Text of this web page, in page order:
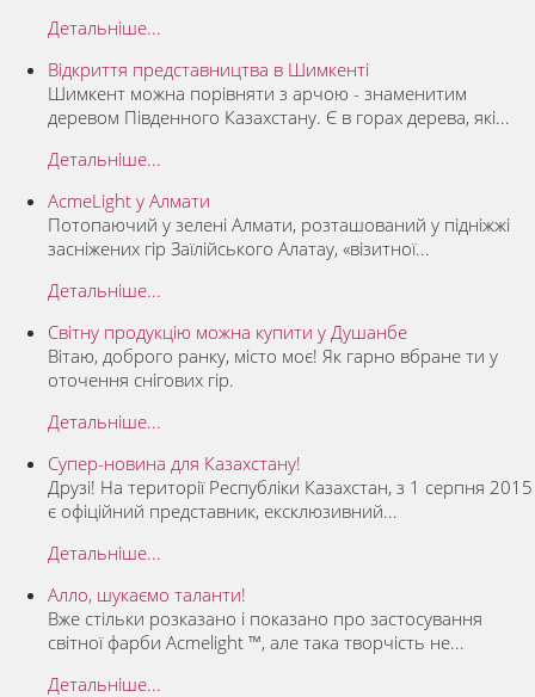
Детальніше...
Відкриття представництва в Шимкенті
Шимкент можна порівняти з арчою - знаменитим
деревом Південного Казахстану. Є в горах дерева, які...
Детальніше...
AcmeLight у Алмати
Потопаючий у зелені Алмати, розташований у підніжжі
засніжених гір Заїлійського Алатау, «візитної...
Детальніше...
Світну продукцію можна купити у Душанбе
Вітаю, доброго ранку, місто моє! Як гарно вбране ти у
оточення снігових гір.
Детальніше...
Супер-новина для Казахстану!
Друзі! На території Республіки Казахстан, з 1 серпня 2015
є офіційний представник, ексклюзивний...
Детальніше...
Алло, шукаємо таланти!
Вже стільки розказано і показано про застосування
світної фарби Acmelight ™, але така творчість не...
Детальніше...